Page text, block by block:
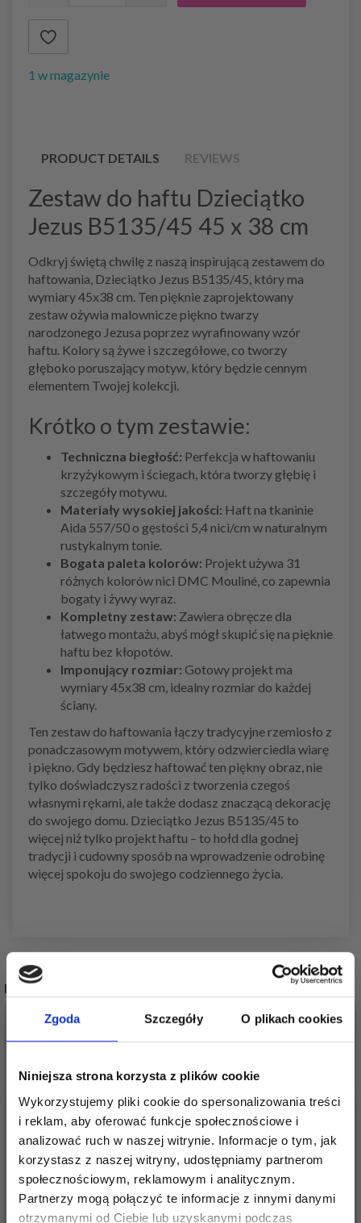
Zgoda Szczegóły O plikach cookies
Niniejsza strona korzysta z plików cookie
Wykorzystujemy pliki cookie do spersonalizowania treści
i reklam, aby oferować funkcje społecznościowe i
analizować ruch w naszej witrynie. Informacje o tym, jak
korzystasz z naszej witryny, udostępniamy partnerom
społecznościowym, reklamowym i analitycznym.
Partnerzy mogą połączyć te informacje z innymi danymi
otrzymanymi od Ciebie lub uzyskanymi podczas
1 w magazynie
PRODUCT DETAILS REVIEWS
Zestaw do haftu Dzieciątko
Jezus B5135/45 45 x 38 cm
Odkryj świętą chwilę z naszą inspirującą zestawem do
haftowania, Dzieciątko Jezus B5135/45, który ma
wymiary 45x38 cm. Ten pięknie zaprojektowany
zestaw ożywia malownicze piękno twarzy
narodzonego Jezusa poprzez wyrafinowany wzór
haftu. Kolory są żywe i szczegółowe, co tworzy
głęboko poruszający motyw, który będzie cennym
elementem Twojej kolekcji.
Krótko o tym zestawie:
Techniczna biegłość: Perfekcja w haftowaniu
krzyżykowym i ściegach, która tworzy głębię i
szczegóły motywu.
Materiały wysokiej jakości: Haft na tkaninie
Aida 557/50 o gęstości 5,4 nici/cm w naturalnym
rustykalnym tonie.
Bogata paleta kolorów: Projekt używa 31
różnych kolorów nici DMC Mouliné, co zapewnia
bogaty i żywy wyraz.
Kompletny zestaw: Zawiera obręcze dla
łatwego montażu, abyś mógł skupić się na pięknie
haftu bez kłopotów.
Imponujący rozmiar: Gotowy projekt ma
wymiary 45x38 cm, idealny rozmiar do każdej
ściany.
Ten zestaw do haftowania łączy tradycyjne rzemiosło z
ponadczasowym motywem, który odzwierciedla wiarę
i piękno. Gdy będziesz haftować ten piękny obraz, nie
tylko doświadczysz radości z tworzenia czegoś
własnymi rękami, ale także dodasz znaczącą dekorację
do swojego domu. Dzieciątko Jezus B5135/45 to
więcej niż tylko projekt haftu – to hołd dla godnej
tradycji i cudowny sposób na wprowadzenie odrobinę
więcej spokoju do swojego codziennego życia.
POPULARNE ALTERNATYWY
Promocja
ZESTAW DO HAFTU
20% Promocja
ZESTAW DO HAFTU